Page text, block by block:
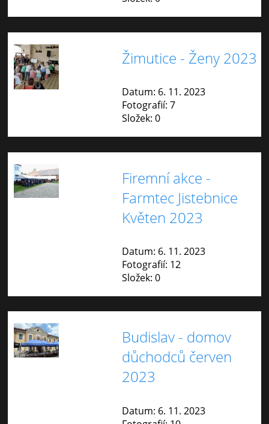
Žimutice - Ženy 2023
Datum: 6. 11. 2023
Fotografií: 7
Složek: 0
Firemní akce -
Farmtec Jistebnice
Květen 2023
Datum: 6. 11. 2023
Fotografií: 12
Složek: 0
Budislav - domov
důchodců červen
2023
Datum: 6. 11. 2023